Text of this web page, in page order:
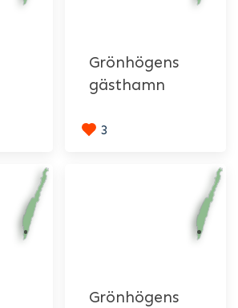
Grönhögens
gästhamn
3
Grönhögens